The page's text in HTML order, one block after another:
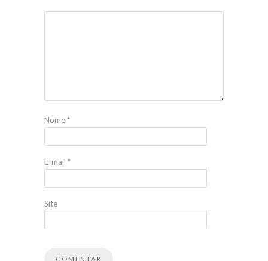
Nome*
E-mail *
Site